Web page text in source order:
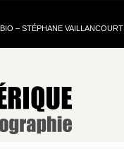
BIO – STÉPHANE VAILLANCOURT